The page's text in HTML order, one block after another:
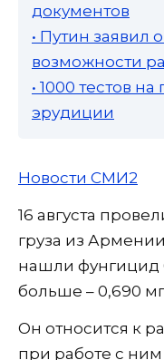
документов
• Путин заявил
возможности
• 1000 тестов
эрудиции
Новости СМИ2
16 августа
груза из
нашли фунгицид
больше – 0,690
Он относится к
при работе с